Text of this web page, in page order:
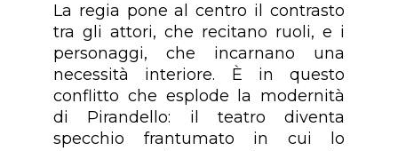
La regia pone al centro il contrasto
tra gli attori, che recitano ruoli, e i
personaggi, che incarnano una
necessità interiore. È in questo
conflitto che esplode la modernità
di Pirandello: il teatro diventa
specchio frantumato in cui lo